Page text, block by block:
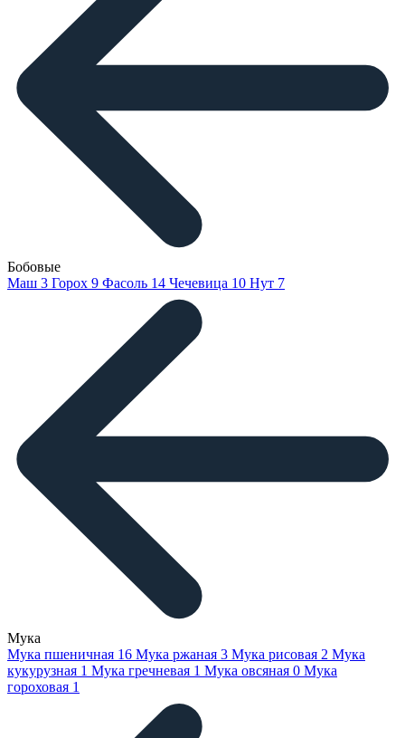
Бобовые
Маш 3 Горох 9 Фасоль 14 Чечевица 10 Нут 7
Мука
Мука пшеничная 16 Мука ржаная 3 Мука рисовая 2 Мука
кукурузная 1 Мука гречневая 1 Мука овсяная 0 Мука
гороховая 1